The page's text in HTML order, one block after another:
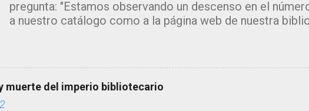
pregunta: "Estamos observando un descenso en el
a nuestro catálogo como a la página web de nuestra
de escribir. Desde hace tiempo estoy recopilando
muerte del imperio bibliotecario